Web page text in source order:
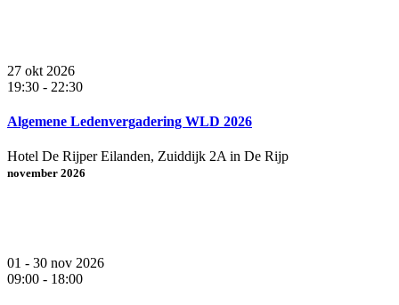
27 okt 2026
19:30 - 22:30
Algemene Ledenvergadering WLD 2026
Hotel De Rijper Eilanden, Zuiddijk 2A in De Rijp
november 2026
01 - 30 nov 2026
09:00 - 18:00